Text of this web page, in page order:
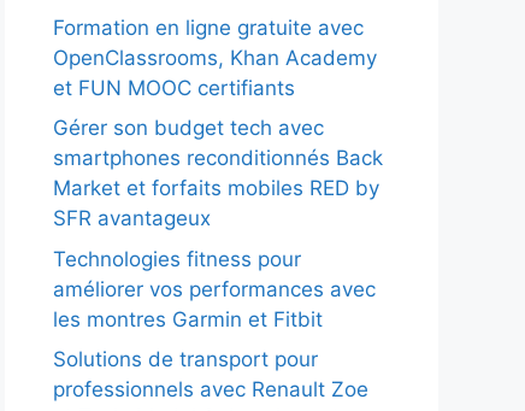
Formation en ligne gratuite avec
OpenClassrooms, Khan Academy
et FUN MOOC certifiants
Gérer son budget tech avec
smartphones reconditionnés Back
Market et forfaits mobiles RED by
SFR avantageux
Technologies fitness pour
améliorer vos performances avec
les montres Garmin et Fitbit
Solutions de transport pour
professionnels avec Renault Zoe